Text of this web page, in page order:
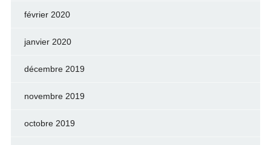
février 2020
janvier 2020
décembre 2019
novembre 2019
octobre 2019